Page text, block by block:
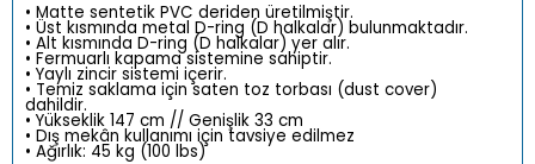
• Matte sentetik PVC deriden üretilmiştir.
• Üst kısmında metal D-ring (D halkalar) bulunmaktadır.
• Alt kısmında D-ring (D halkalar) yer alır.
• Fermuarlı kapama sistemine sahiptir.
• Yaylı zincir sistemi içerir.
• Temiz saklama için saten toz torbası (dust cover)
dahildir.
• Yükseklik 147 cm // Genişlik 33 cm
• Dış mekân kullanımı için tavsiye edilmez
• Ağırlık: 45 kg (100 lbs)